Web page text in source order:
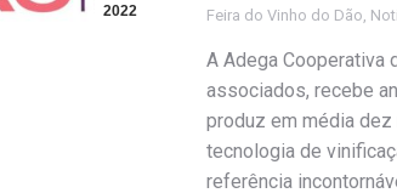
2022 Feira do Vinho do Dão
A Adega Cooperativa
associados, recebe
produz em média
tecnologia de
referência